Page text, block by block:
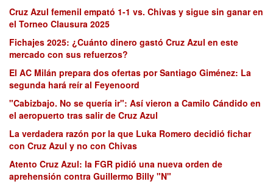
Cruz Azul femenil empató 1-1 vs. Chivas y sigue sin ganar en
el Torneo Clausura 2025
Fichajes 2025: ¿Cuánto dinero gastó Cruz Azul en este
mercado con sus refuerzos?
El AC Milán prepara dos ofertas por Santiago Giménez: La
segunda hará reír al Feyenoord
"Cabizbajo. No se quería ir": Así vieron a Camilo Cándido en
el aeropuerto tras salir de Cruz Azul
La verdadera razón por la que Luka Romero decidió fichar
con Cruz Azul y no con Chivas
Atento Cruz Azul: la FGR pidió una nueva orden de
aprehensión contra Guillermo Billy "N"